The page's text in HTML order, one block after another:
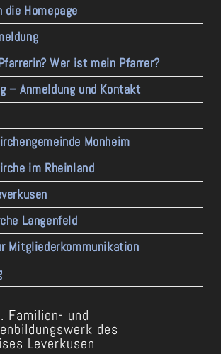
Homepage
Wer ist mein Pfarrer?
– Anmeldung und Kontakt
Monheim
im Rheinland
Langenfeld
Mitgliederkommunikation
Familien- und
des
Leverkusen